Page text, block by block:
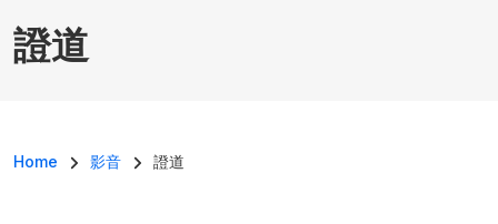
證道
導航連結
Home 影音 證道